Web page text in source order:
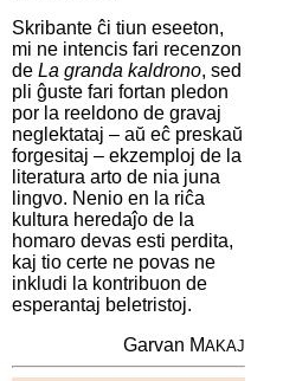
Skribante ĉi tiun eseeton,
mi ne intencis fari recenzon
de La granda kaldrono, sed
pli ĝuste fari fortan pledon
por la reeldono de gravaj
neglektataj – aŭ eĉ preskaŭ
forgesitaj – ekzemploj de la
literatura arto de nia juna
lingvo. Nenio en la riĉa
kultura heredaĵo de la
homaro devas esti perdita,
kaj tio certe ne povas ne
inkludi la kontribuon de
esperantaj beletristoj.
Garvan MAKAJ